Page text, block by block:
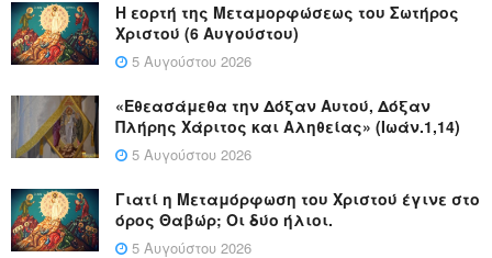
Η εορτή της Μεταμορφώσεως του Σωτήρος
Χριστού (6 Αυγούστου)
5 Αυγούστου 2026
«Εθεασάμεθα την Δόξαν Αυτού, Δόξαν
Πλήρης Χάριτος και Αληθείας» (Ιωάν.1,14)
5 Αυγούστου 2026
Γιατί η Μεταμόρφωση του Χριστού έγινε στο
όρος Θαβώρ; Οι δύο ήλιοι.
5 Αυγούστου 2026